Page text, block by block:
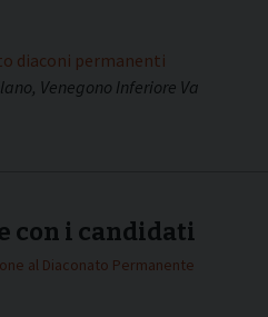
diaconi permanenti
Venegono Inferiore Va
con i candidati
al Diaconato Permanente